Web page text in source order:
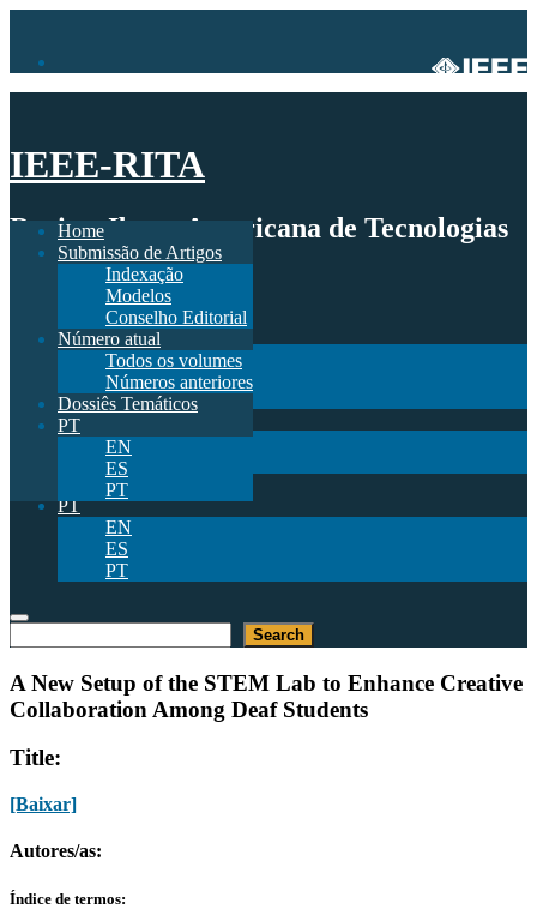
IEEE-RITA
Revista Ibero-Americana de Tecnologias
de Aprendizagem
Submissão de Artigos
Indexação
Modelos
Conselho Editorial
Número atual
Todos os volumes
Números anteriores
Dossiês Temáticos
PT
EN
ES
PT
Home
Submissão de Artigos
Indexação
Modelos
Conselho Editorial
Número atual
Todos os volumes
Números anteriores
Dossiês Temáticos
PT
EN
ES
PT
Search
A New Setup of the STEM Lab to Enhance Creative
Collaboration Among Deaf Students
Title:
[Baixar]
Autores/as:
Índice de termos: